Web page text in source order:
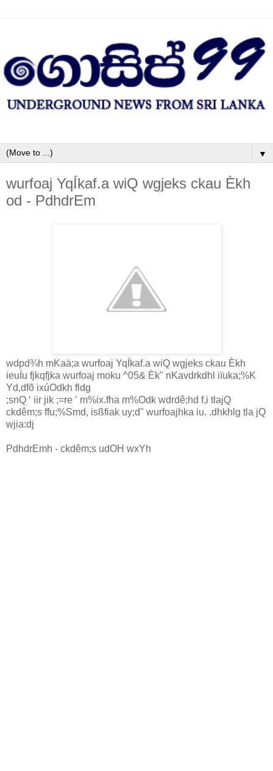
▼
wurfoaj YqÍkaf.a wiQ wgjeks ckau Èkh
od - PdhdrEm
wdpd¾h mKaä;a wurfoaj YqÍkaf.a wiQ wgjeks ckau Èkh
ieuÍu fjkqfjka wurfoaj moku ^05& Èk" nKavdrkdhl iïuka;%K
Yd,dfõ ixúOdkh fldg
;snQ ‘ iir jik ;=re ’ m%ix.fha m%Odk wdrdê;hd f,i tlajQ
ckdêm;s ffu;%Smd, isßfiak uy;d" wurfoajhka iu. .dhkhlg tla jQ
wjia:dj
PdhdrEmh - ckdêm;s udOH wxYh